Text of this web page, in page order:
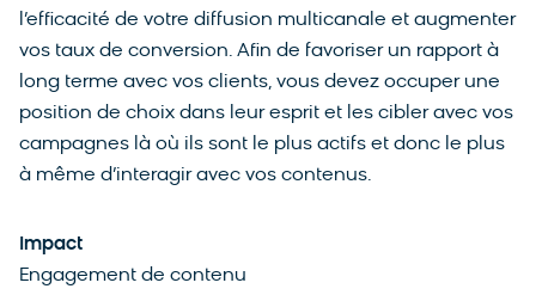
l’efficacité de votre diffusion multicanale et augmenter
vos taux de conversion. Afin de favoriser un rapport à
long terme avec vos clients, vous devez occuper une
position de choix dans leur esprit et les cibler avec vos
campagnes là où ils sont le plus actifs et donc le plus
à même d’interagir avec vos contenus.
Impact
Engagement de contenu